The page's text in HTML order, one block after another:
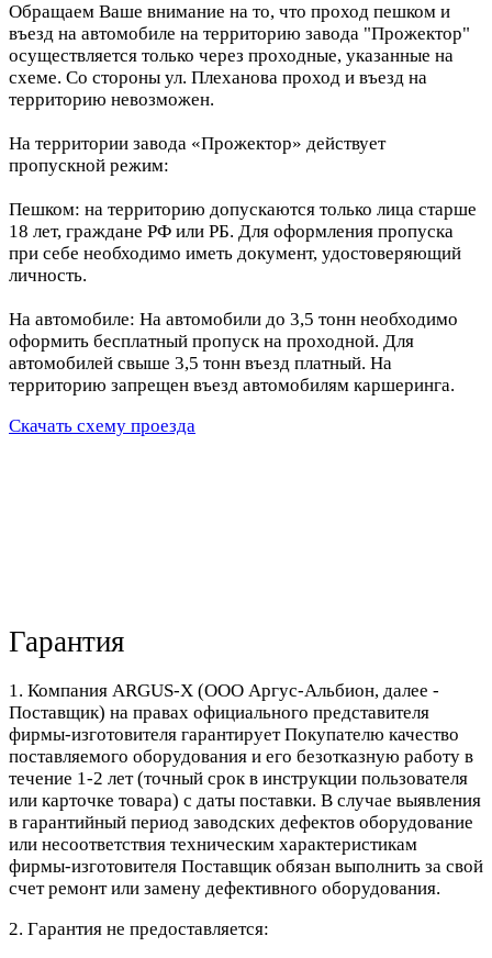
Обращаем Ваше внимание на то, что проход пешком и
въезд на автомобиле на территорию завода "Прожектор"
осуществляется только через проходные, указанные на
схеме. Со стороны ул. Плеханова проход и въезд на
территорию невозможен.
На территории завода «Прожектор» действует
пропускной режим:
Пешком: на территорию допускаются только лица старше
18 лет, граждане РФ или РБ. Для оформления пропуска
при себе необходимо иметь документ, удостоверяющий
личность.
На автомобиле: На автомобили до 3,5 тонн необходимо
оформить бесплатный пропуск на проходной. Для
автомобилей свыше 3,5 тонн въезд платный. На
территорию запрещен въезд автомобилям каршеринга.
Скачать схему проезда
Гарантия
1. Компания ARGUS-X (ООО Аргус-Альбион, далее -
Поставщик) на правах официального представителя
фирмы-изготовителя гарантирует Покупателю качество
поставляемого оборудования и его безотказную работу в
течение 1-2 лет (точный срок в инструкции пользователя
или карточке товара) с даты поставки. В случае выявления
в гарантийный период заводских дефектов оборудование
или несоответствия техническим характеристикам
фирмы-изготовителя Поставщик обязан выполнить за свой
счет ремонт или замену дефективного оборудования.
2. Гарантия не предоставляется: